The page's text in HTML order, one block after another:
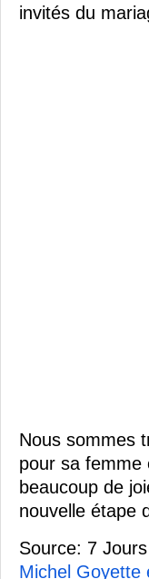
invités du
Nous sommes
pour sa femme
beaucoup de
nouvelle étape
Source: 7 Jours
Michel Goyette